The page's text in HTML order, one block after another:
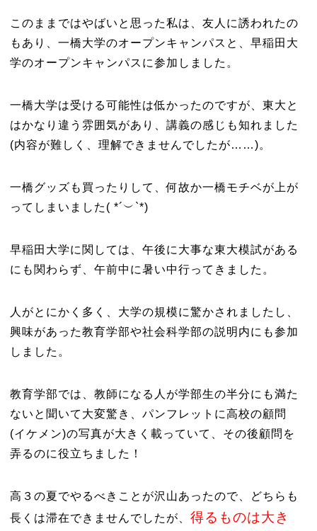
このままではやばいと思った私は、友人に誘われたの
もあり、一橋大学のオープンキャンパスと、早稲田大
学のオープンキャンパスに参加しました。
一橋大学は受ける可能性は低かったのですが、東大と
はかなり違う雰囲気があり、講義の感じも知れました
(内容が難しく、理解できませんでしたが……)。
一橋グッズも買ったりして、何故か一橋モチベが上が
ってしまいました( *´︶`*)
早稲田大学に関しては、午後に大事な東大模試がある
にも関わらず、午前中に暑い中行ってきました。
人がとにかく多く、大学の規模に驚かされましたし、
興味があった教育学部や社会科学部の説明内にも参加
しました。
教育学部では、教師になる人が学部生の半分にも満た
ないと聞いて大変驚き、パンフレットに高校の顧問
(イケメン)の写真が大きく載っていて、その後顧問を
弄るのに役立ちました！
高３の夏でやるべきことが沢山あったので、どちらも
長くは滞在できませんでしたが、 得るものは大き